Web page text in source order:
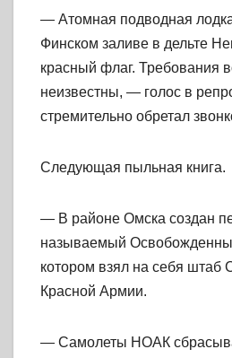
— Атомная подводная
Финском заливе в дельте
красный флаг. Требования
неизвестны, — голос в
стремительно обретал
Следующая пыльная книга.
— В районе Омска создан
называемый
котором взял на себя штаб
Красной Армии.
— Самолеты НОАК